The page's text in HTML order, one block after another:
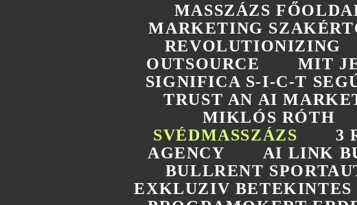
MASSZÁZS
MARKETING
REVOLUTIONIZING
OUTSOURCE
MIT
SIGNIFICA S-I-C-T
TRUST AN AI
MIKLÓS RÓTH
SVÉDMASSZÁZS
3
AGENCY
AI LINK
BULLRENT
EXKLUZIV BETEKINTES